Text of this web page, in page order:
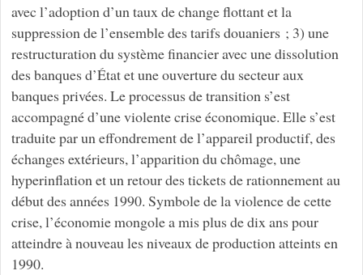
avec l’adoption d’un taux de change flottant et la
suppression de l’ensemble des tarifs douaniers ; 3) une
restructuration du système financier avec une dissolution
des banques d’État et une ouverture du secteur aux
banques privées. Le processus de transition s’est
accompagné d’une violente crise économique. Elle s’est
traduite par un effondrement de l’appareil productif, des
échanges extérieurs, l’apparition du chômage, une
hyperinflation et un retour des tickets de rationnement au
début des années 1990. Symbole de la violence de cette
crise, l’économie mongole a mis plus de dix ans pour
atteindre à nouveau les niveaux de production atteints en
1990.